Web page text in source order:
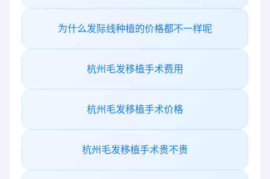
为什么发际线种植的价格都不一样呢
杭州毛发移植手术费用
杭州毛发移植手术价格
杭州毛发移植手术贵不贵